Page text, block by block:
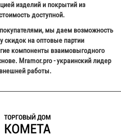
изделий и покрытий из
доступной.
мы даем возможность
скидок на оптовые партии
компоненты взаимовыгодного
Mramor.pro - украинский лидер
работы.